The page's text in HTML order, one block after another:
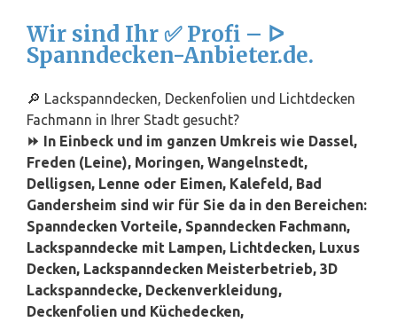
Wir sind Ihr ✅ Profi – ᐅ
Spanndecken-Anbieter.de.
🔎 Lackspanndecken, Deckenfolien und Lichtdecken
Fachmann in Ihrer Stadt gesucht?
⏩ In Einbeck und im ganzen Umkreis wie Dassel,
Freden (Leine), Moringen, Wangelnstedt,
Delligsen, Lenne oder Eimen, Kalefeld, Bad
Gandersheim sind wir für Sie da in den Bereichen:
Spanndecken Vorteile, Spanndecken Fachmann,
Lackspanndecke mit Lampen, Lichtdecken, Luxus
Decken, Lackspanndecken Meisterbetrieb, 3D
Lackspanndecke, Deckenverkleidung,
Deckenfolien und Küchedecken,